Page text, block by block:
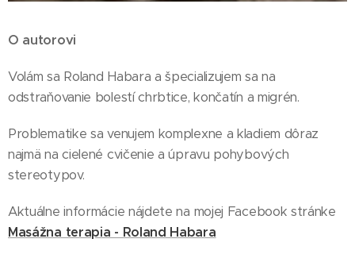
O autorovi
Volám sa Roland Habara a špecializujem sa na
odstraňovanie bolestí chrbtice, končatín a migrén.
Problematike sa venujem komplexne a kladiem dôraz
najmä na cielené cvičenie a úpravu pohybových
stereotypov.
Aktuálne informácie nájdete na mojej Facebook stránke
Masážna terapia - Roland Habara